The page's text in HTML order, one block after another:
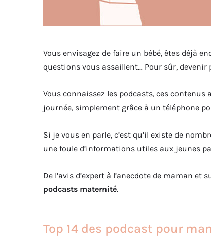
Vous envisagez de faire un bébé, êtes déjà
questions vous assaillent… Pour sûr,
Vous connaissez les podcasts, ces
journée, simplement grâce à un téléphone
Si je vous en parle, c’est qu’il existe de
une foule d’informations utiles aux jeunes
De l’avis d’expert à l’anecdote de maman
podcasts maternité.
Top 14 des podcast pour